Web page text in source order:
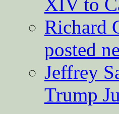
XIV to
Richard
posted
Jeffrey
Trump